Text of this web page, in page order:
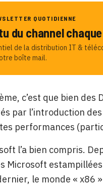
QUOTIDIENNE
du channel
de la distribution IT &
boîte mail.
c’est que bien
par l’introduction
performances
l’a bien compris.
Microsoft
le monde « x86